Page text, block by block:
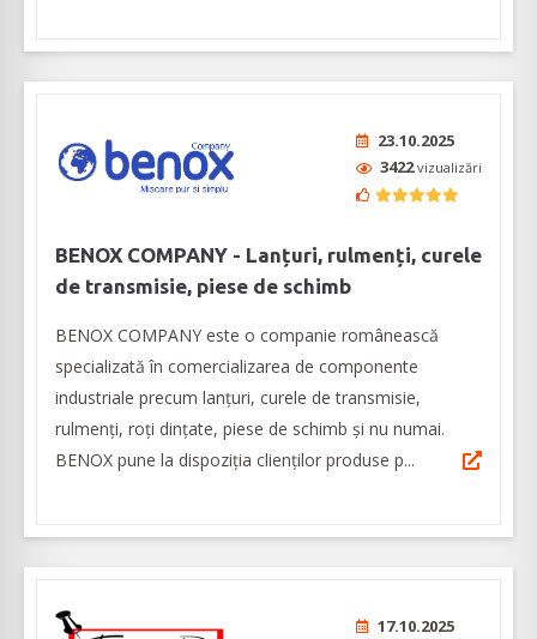
23.10.2025
3422vizualizări
BENOX COMPANY - Lanțuri, rulmenți, curele
de transmisie, piese de schimb
BENOX COMPANY este o companie românească
specializată în comercializarea de componente
industriale precum lanţuri, curele de transmisie,
rulmenţi, roţi dinţate, piese de schimb şi nu numai.
BENOX pune la dispoziția clienţilor produse p...
17.10.2025